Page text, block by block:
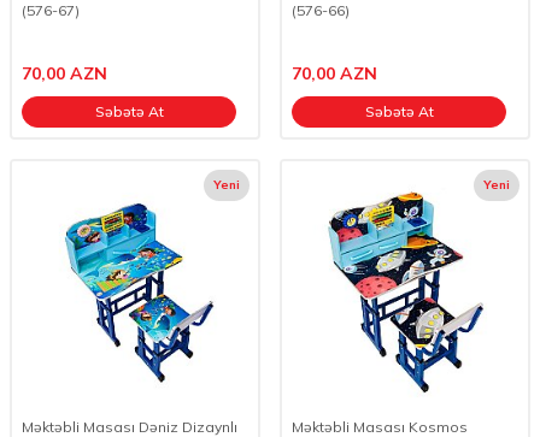
(576-67)
70,00 AZN
Səbətə At
(576-66)
70,00 AZN
Səbətə At
Yeni
Məktəbli Masası Dəniz Dizaynlı
Yeni
Məktəbli Masası Kosmos